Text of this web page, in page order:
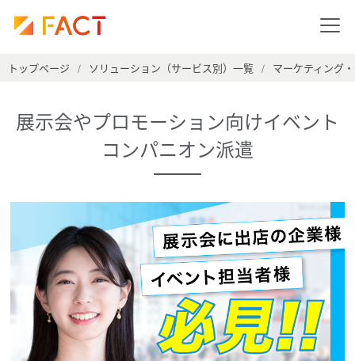
トップページ / ソリューション（サービス別）一覧 / マーケティング
展示会やプロモーション向けイベント
コンパニオン派遣